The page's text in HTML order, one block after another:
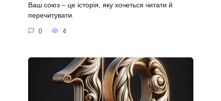
Ваш союз – це історія, яку хочеться читати й
перечитувати.
0 4